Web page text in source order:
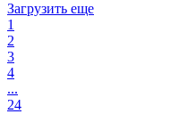
Загрузить еще
1
2
3
4
...
24